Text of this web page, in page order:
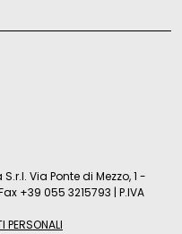
Via Ponte di Mezzo, 1 -
+39 055 3215793 | P.IVA
PERSONALI